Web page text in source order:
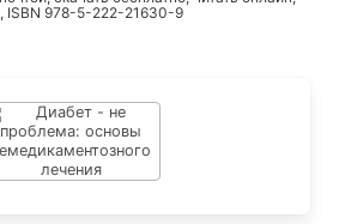
ISBN 978-5-222-21630-9